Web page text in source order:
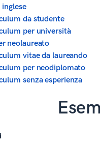
da studente
per università
neolaureato
vitae da laureando
per neodiplomato
senza esperienza